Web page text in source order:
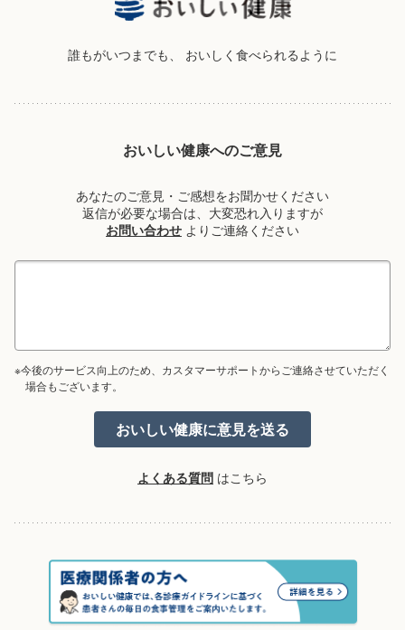
誰もがいつまでも、 おいしく食べられるように
おいしい健康へのご意見
あなたのご意見・ご感想をお聞かせください
返信が必要な場合は、大変恐れ入りますが
お問い合わせ よりご連絡ください
※今後のサービス向上のため、カスタマーサポートからご連絡させていただく
場合もございます。
よくある質問 はこちら